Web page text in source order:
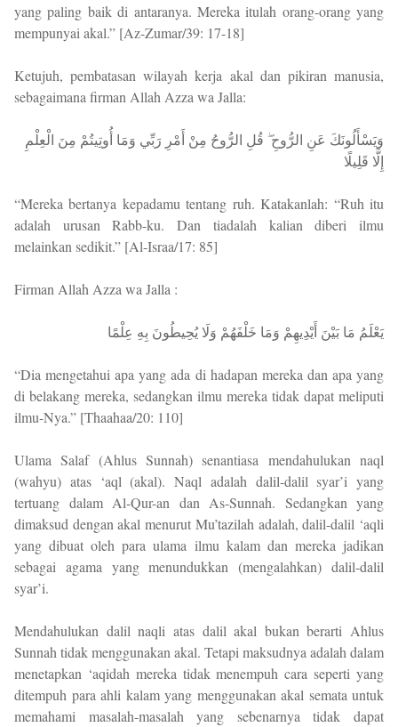
yang paling baik di antaranya. Mereka itulah orang-orang yang
mempunyai akal.” [Az-Zumar/39: 17-18]
Ketujuh, pembatasan wilayah kerja akal dan pikiran manusia,
sebagaimana firman Allah Azza wa Jalla:
وَيَسْأَلُونَكَ عَنِ الرُّوحِ ۖ قُلِ الرُّوحُ مِنْ أَمْرِ رَبِّي وَمَا أُوتِيتُمْ مِنَ الْعِلْمِ
إِلَّا قَلِيلًا
“Mereka bertanya kepadamu tentang ruh. Katakanlah: “Ruh itu
adalah urusan Rabb-ku. Dan tiadalah kalian diberi ilmu
melainkan sedikit.” [Al-Israa/17: 85]
Firman Allah Azza wa Jalla :
يَعْلَمُ مَا بَيْنَ أَيْدِيهِمْ وَمَا خَلْفَهُمْ وَلَا يُحِيطُونَ بِهِ عِلْمًا
“Dia mengetahui apa yang ada di hadapan mereka dan apa yang
di belakang mereka, sedangkan ilmu mereka tidak dapat meliputi
ilmu-Nya.” [Thaahaa/20: 110]
Ulama Salaf (Ahlus Sunnah) senantiasa mendahulukan naql
(wahyu) atas ‘aql (akal). Naql adalah dalil-dalil syar’i yang
tertuang dalam Al-Qur-an dan As-Sunnah. Sedangkan yang
dimaksud dengan akal menurut Mu’tazilah adalah, dalil-dalil ‘aqli
yang dibuat oleh para ulama ilmu kalam dan mereka jadikan
sebagai agama yang menundukkan (mengalahkan) dalil-dalil
syar’i.
Mendahulukan dalil naqli atas dalil akal bukan berarti Ahlus
Sunnah tidak menggunakan akal. Tetapi maksudnya adalah dalam
menetapkan ‘aqidah mereka tidak menempuh cara seperti yang
ditempuh para ahli kalam yang menggunakan akal semata untuk
memahami masalah-masalah yang sebenarnya tidak dapat